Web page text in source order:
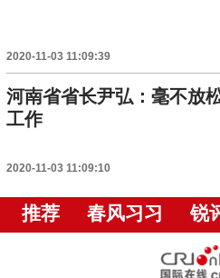
2020-11-03 11:09:39
河南省省长尹弘：毫不放
工作
2020-11-03 11:09:10
推荐 春风习习 锐